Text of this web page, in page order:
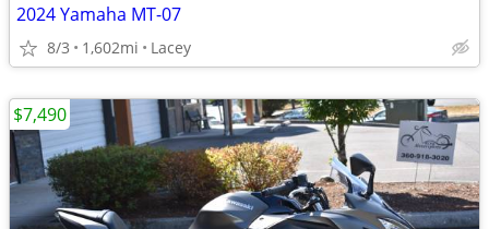
2024 Yamaha MT-07
8/3 1,602mi Lacey
$7,490